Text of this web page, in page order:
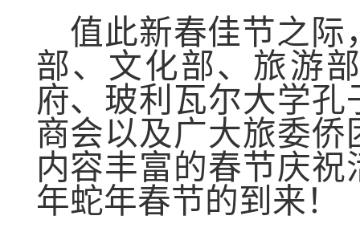
值此新春佳节之际
部、文化部、旅游
府、玻利瓦尔大学
商会以及广大旅委
内容丰富的春节庆
年蛇年春节的到来！